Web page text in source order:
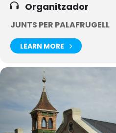
Organitzador
JUNTS PER PALAFRUGELL
LEARN MORE